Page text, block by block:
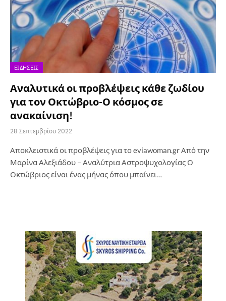
ΕΙΔΉΣΕΙΣ
Αναλυτικά οι προβλέψεις κάθε ζωδίου
για τον Οκτώβριο-Ο κόσμος σε
ανακαίνιση!
28 Σεπτεμβρίου 2022
Αποκλειστικά οι προβλέψεις για το eviawoman.gr Από την
Μαρίνα Αλεξιάδου – Αναλύτρια Αστροψυχολογίας Ο
Οκτώβριος είναι ένας μήνας όπου μπαίνει…